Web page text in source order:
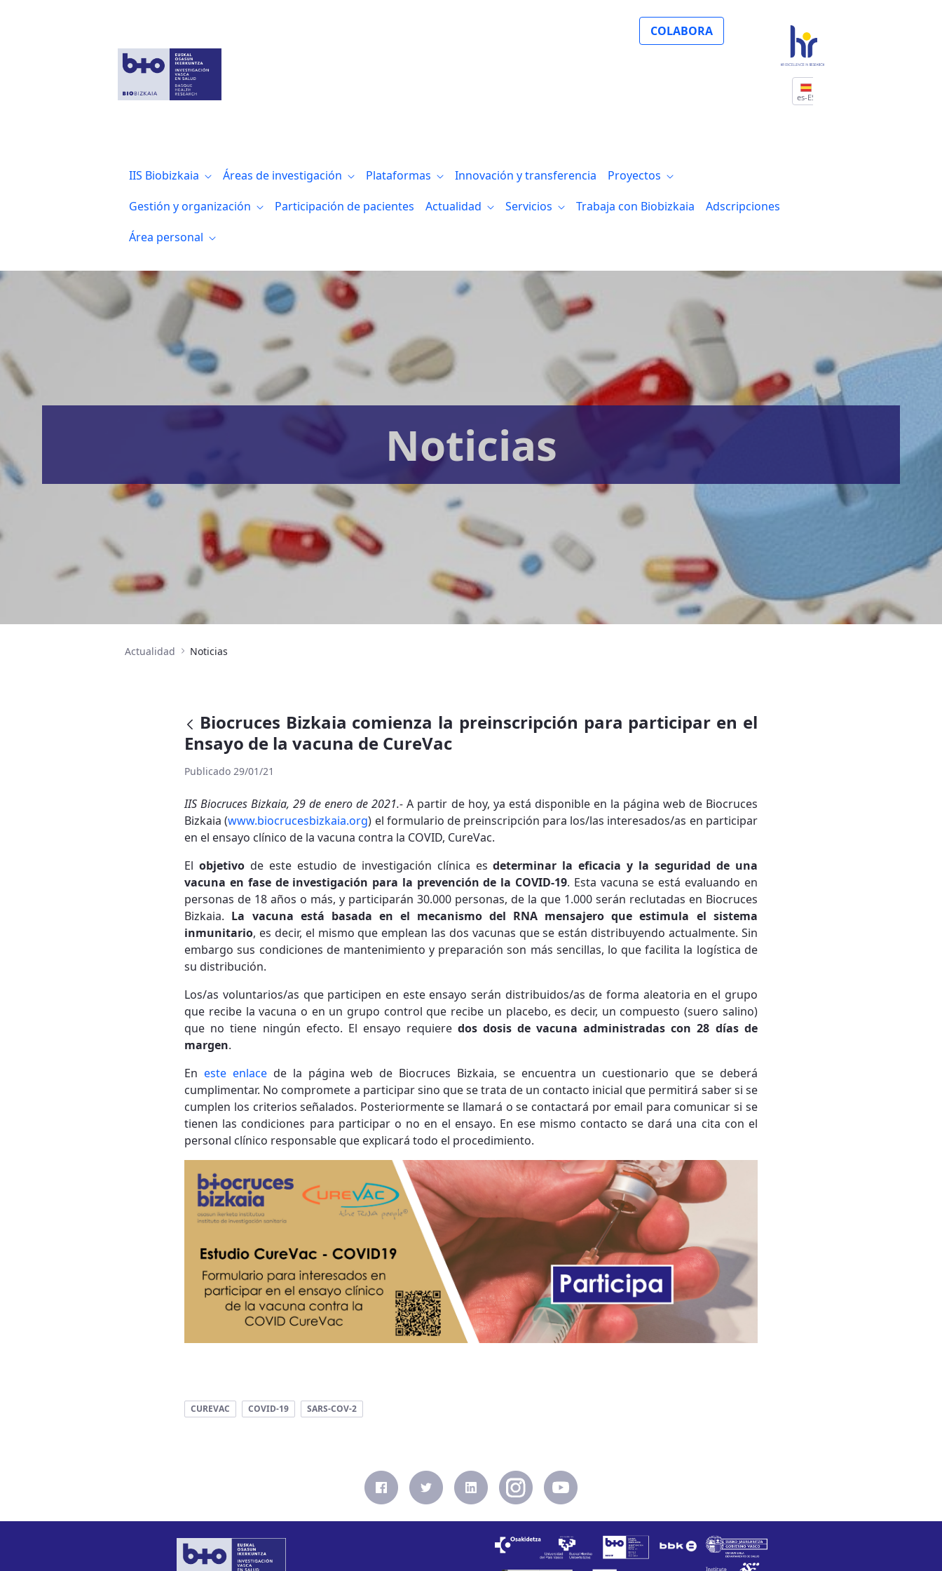
COLABORA
es-ES
IIS Biobizkaia Áreas de investigación Plataformas Innovación y transferencia
Proyectos
Gestión y organización
Participación de pacientes Actualidad Servicios Trabaja con Biobizkaia
Adscripciones
Área personal
Noticias
Actualidad Noticias
Biocruces Bizkaia comienza la preinscripción para participar en el
Ensayo de la vacuna de CureVac
Publicado 29/01/21
IIS Biocruces Bizkaia, 29 de enero de 2021.- A partir de hoy, ya está disponible en la página web de Biocruces
Bizkaia (www.biocrucesbizkaia.org) el formulario de preinscripción para los/las interesados/as en participar
en el ensayo clínico de la vacuna contra la COVID, CureVac.
Elobjetivode este estudio de investigación clínica esdeterminar la eficacia y la seguridad de una
vacuna en fase de investigación para la prevención de la COVID-19. Esta vacuna se está evaluando en
personas de 18 años o más, y participarán 30.000 personas, de la que 1.000 serán reclutadas en Biocruces
Bizkaia. La vacuna está basada en el mecanismo del RNA mensajero que estimula el sistema
inmunitario, es decir, el mismo que emplean las dos vacunas que se están distribuyendo actualmente. Sin
embargo sus condiciones de mantenimiento y preparación son más sencillas, lo que facilita la logística de
su distribución.
Los/as voluntarios/as que participen en este ensayo serán distribuidos/as de forma aleatoria en el grupo
que recibe la vacuna o en un grupo control que recibe un placebo, es decir, un compuesto (suero salino)
que no tiene ningún efecto. El ensayo requiere dos dosis de vacuna administradas con 28 días de
margen.
Eneste enlace de la página web de Biocruces Bizkaia, se encuentra un cuestionario que se deberá
cumplimentar. No compromete a participar sino que se trata de un contacto inicial que permitirá saber si se
cumplen los criterios señalados. Posteriormente se llamará o se contactará por email para comunicar si se
tienen las condiciones para participar o no en el ensayo. En ese mismo contacto se dará una cita con el
personal clínico responsable que explicará todo el procedimiento.
CUREVAC COVID-19 SARS-COV-2